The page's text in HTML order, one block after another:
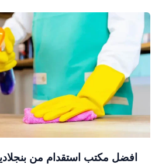
افضل مكتب استقدام من
من
بنجلاديش